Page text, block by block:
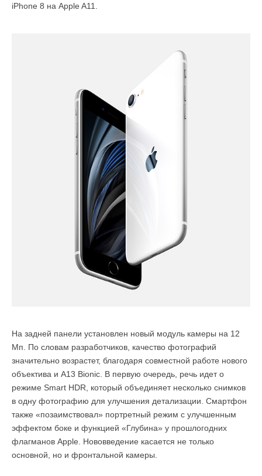
iPhone 8 на Apple A11.
На задней панели установлен новый модуль камеры на 12
Мп. По словам разработчиков, качество фотографий
значительно возрастет, благодаря совместной работе нового
объектива и A13 Bionic. В первую очередь, речь идет о
режиме Smart HDR, который объединяет несколько снимков
в одну фотографию для улучшения детализации. Смартфон
также «позаимствовал» портретный режим с улучшенным
эффектом боке и функцией «Глубина» у прошлогодних
флагманов Apple. Нововведение касается не только
основной, но и фронтальной камеры.